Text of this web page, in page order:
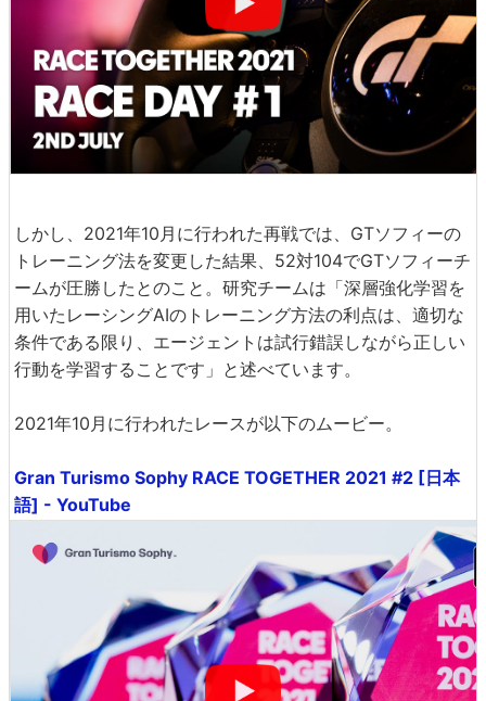
しかし、2021年10月に行われた再戦では、GTソフィーの
トレーニング法を変更した結果、52対104でGTソフィーチ
ームが圧勝したとのこと。研究チームは「深層強化学習を
用いたレーシングAIのトレーニング方法の利点は、適切な
条件である限り、エージェントは試行錯誤しながら正しい
行動を学習することです」と述べています。
2021年10月に行われたレースが以下のムービー。
Gran Turismo Sophy RACE TOGETHER 2021 #2 [日本
語] - YouTube